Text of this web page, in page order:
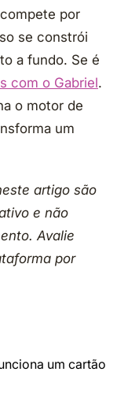
por
se constrói
a fundo. Se é
com o Gabriel.
o motor de
um
artigo são
e não
Avalie
por
um cartão